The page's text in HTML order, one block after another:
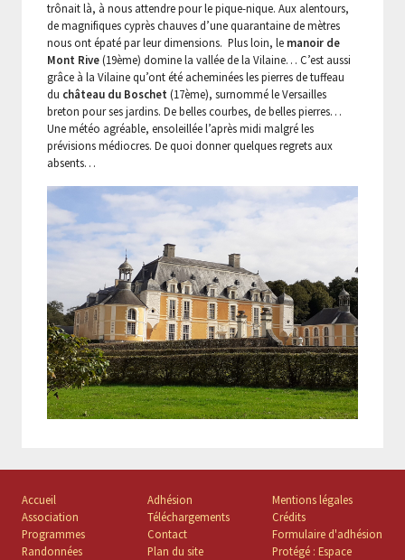
trônait là, à nous attendre pour le pique-nique. Aux alentours,
de magnifiques cyprès chauves d’une quarantaine de mètres
nous ont épaté par leur dimensions. Plus loin, le manoir de
Mont Rive(19ème) domine la vallée de la Vilaine… C’est aussi
grâce à la Vilaine qu’ont été acheminées les pierres de tuffeau
du château du Boschet (17ème), surnommé le Versailles
breton pour ses jardins. De belles courbes, de belles pierres…
Une météo agréable, ensoleillée l’après midi malgré les
prévisions médiocres. De quoi donner quelques regrets aux
absents…
Accueil
Association
Programmes
Randonnées
Adhésion
Téléchargements
Contact
Plan du site
Mentions légales
Crédits
Formulaire d'adhésion
Protégé : Espace